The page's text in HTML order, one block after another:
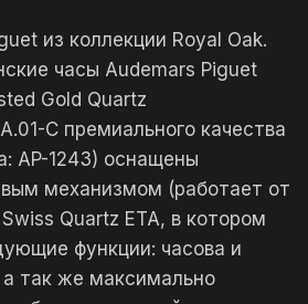
из коллекции Royal Oak.
часы Audemars Piguet
Gold Quartz
C премиального качества
AP-1243) оснащены
механизмом (работает от
Quartz ETA, в котором
функции: часова и
так же максимально